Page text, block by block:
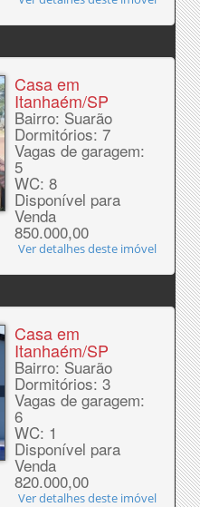
Casa em
Itanhaém/SP
Bairro: Suarão
Dormitórios: 7
Vagas de garagem:
5
WC: 8
Disponível para
Venda
850.000,00
Ver detalhes deste imóvel
Casa em
Itanhaém/SP
Bairro: Suarão
Dormitórios: 3
Vagas de garagem:
6
WC: 1
Disponível para
Venda
820.000,00
Ver detalhes deste imóvel